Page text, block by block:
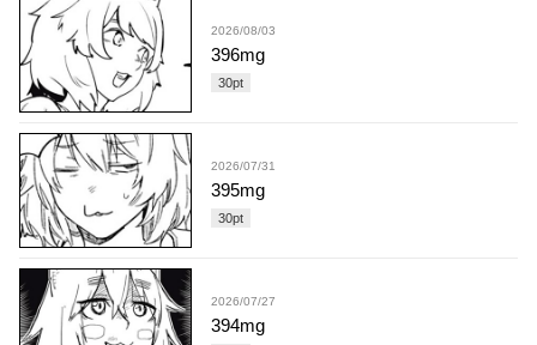
2026/08/03
396mg
30pt
2026/07/31
395mg
30pt
2026/07/27
394mg